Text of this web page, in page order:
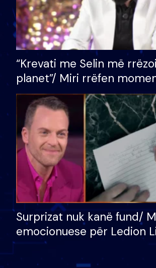
“Krevati me Selin më
planet”/ Miri rrëfen
bukura në shtëpinë e BB
mungojë zilja e mëngjesit
Surprizat nuk kanë fund/
emocionuese për Ledion
nëna dhe fëmijët e tij,
nuk i mban dot lotët: Nuk